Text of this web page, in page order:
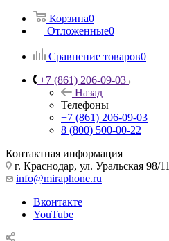
Корзина0
Отложенные0
Сравнение товаров0
+7 (861) 206-09-03
Назад
Телефоны
+7 (861) 206-09-03
8 (800) 500-00-22
Контактная информация
г. Краснодар, ул. Уральская 98/11
info@miraphone.ru
Вконтакте
YouTube